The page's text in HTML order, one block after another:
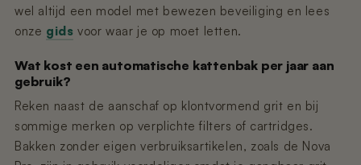
wel altijd een model met bewezen beveiliging en lees
onze gids voor waar je op moet letten.
Wat kost een automatische kattenbak per jaar aan
gebruik?
Reken naast de aanschaf op klontvormend grit en bij
sommige merken op verplichte filters of cartridges.
Bakken zonder eigen verbruiksartikelen, zoals de Nova